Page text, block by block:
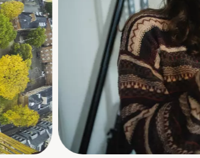
Opplev bredden i fotofaget
På fotolinja skal du fåprøve mye. Mange
På den måten får duutforske hva det er